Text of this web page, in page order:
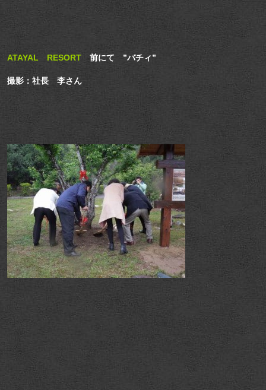
ATAYAL RESORT 前にて ”バチィ”
撮影：社長 李さん